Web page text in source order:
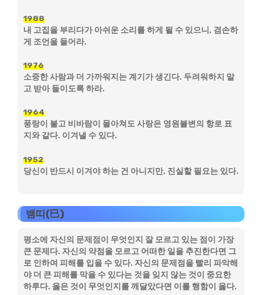
1988
내 고집을 부리다가 아쉬운 소리를 하게 될 수 있으니, 겸손하
게 조언을 들어라.
1976
소중한 사람과 더 가까워지는 계기가 생긴다. 두려워하지 말
고 받아 들이도록 하라.
1964
풍랑이 불고 비바람이 몰아쳐도 사랑은 영원불변의 항로 표
지와 같다. 이겨낼 수 있다.
1952
당신이 반드시 이겨야 하는 건 아니지만, 진실할 필요는 있다.
뱀띠(巳)
평소에 자신의 문제점이 무엇인지 잘 모르고 있는 점이 가장
큰 문제다. 자신의 약점을 모르고 어떠한 일을 추진한다면 그
로 인하여 피해를 입을 수 있다. 자신의 문제점을 빨리 파악해
야 더 큰 피해를 막을 수 있다는 것을 잊지 않는 것이 중요한
하루다. 옳은 것이 무엇인지를 깨달았다면 이를 행함이 옳다.